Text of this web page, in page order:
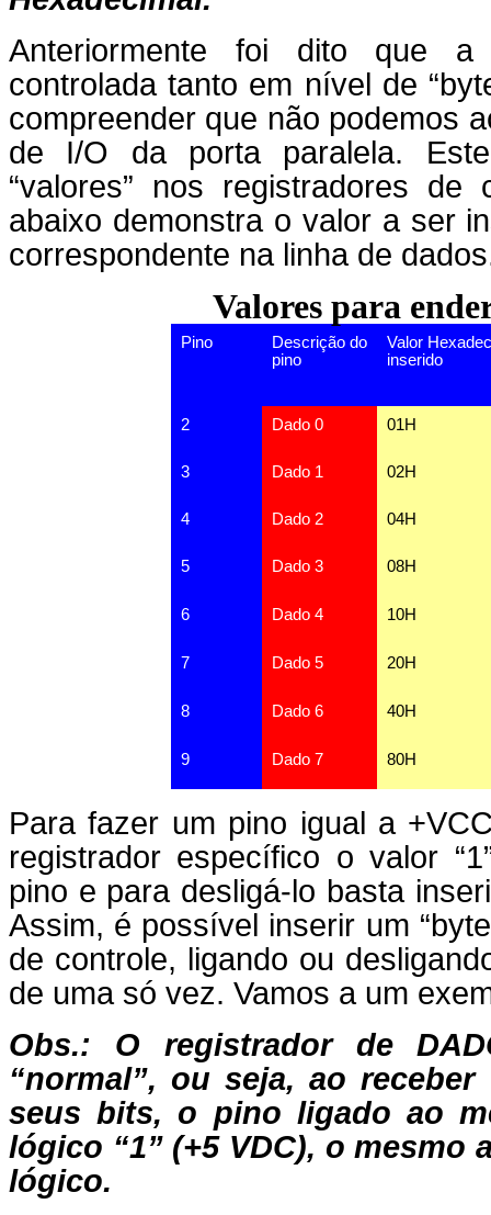
Anteriormente foi dito que
controlada tanto em nível de
compreender que não podemos
de I/O da porta paralela.
“valores” nos registradores
abaixo demonstra o valor a ser
correspondente na linha de
Valores para
Pino
Descrição do
pino
Valor
inserido
2 Dado 0 01H
3 Dado 1 02H
4 Dado 2 04H
5 Dado 3 08H
6 Dado 4 10H
7 Dado 5 20H
8 Dado 6 40H
9 Dado 7 80H
Para fazer um pino igual a
registrador específico o valor
pino e para desligá-lo basta
Assim, é possível inserir um
de controle, ligando ou
de uma só vez. Vamos a um
Obs.: O registrador de
“normal”, ou seja, ao
seus bits, o pino ligado ao
lógico “1” (+5 VDC), o mesmo
lógico.